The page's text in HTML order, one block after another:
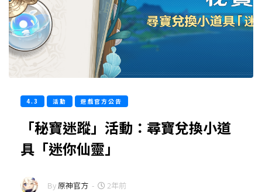
4.3 活動 遊戲官方公告
「秘寶迷蹤」活動：尋寶兌換小道
具「迷你仙靈」
By原神官方 - 2年前